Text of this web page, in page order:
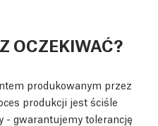
OCZEKIWAĆ?
produkowanym przez
produkcji jest ściśle
- gwarantujemy tolerancję